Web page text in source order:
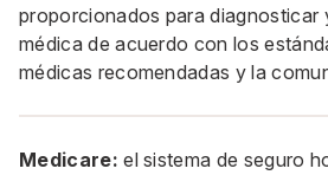
proporcionados para diagnosticar
médica de acuerdo con los
médicas recomendadas y la
Medicare: el sistema de seguro